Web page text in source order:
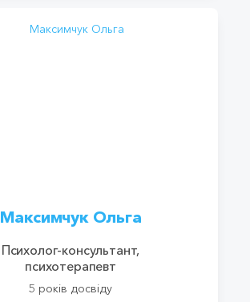
Максимчук Ольга
Психолог-консультант,
психотерапевт
5 років досвіду